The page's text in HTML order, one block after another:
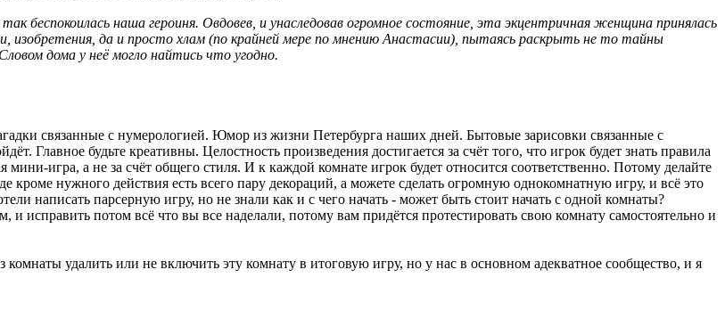
наша героиня. Овдовев, и унаследовав огромное состояние, эта экцентричная женщина принялась
изобретения, да и просто хлам (по крайней мере по мнению Анастасии), пытаясь раскрыть не то тайны
дома у неё могло найтись что угодно.
связанные с нумерологией. Юмор из жизни Петербурга наших дней. Бытовые зарисовки связанные с
Главное будьте креативны. Целостность произведения достигается за счёт того, что игрок будет знать правила
мини-игра, а не за счёт общего стиля. И к каждой комнате игрок будет относится соответственно. Потому делайте
кроме нужного действия есть всего пару декораций, а можете сделать огромную однокомнатную игру, и всё это
написать парсерную игру, но не знали как и с чего начать - может быть стоит начать с одной комнаты?
и исправить потом всё что вы все наделали, потому вам придётся протестировать свою комнату самостоятельно и
удалить или не включить эту комнату в итоговую игру, но у нас в основном адекватное сообщество, и я